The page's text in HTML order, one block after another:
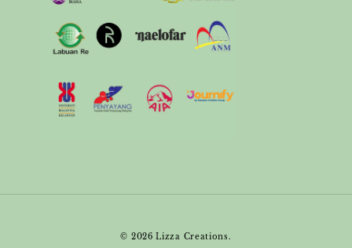
© 2026 Lizza Creations.